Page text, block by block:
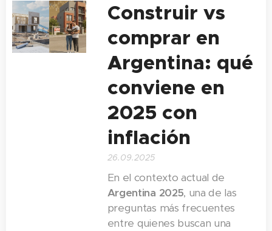
Construir vs
comprar en
Argentina: qué
conviene en
2025 con
inflación
26.09.2025
En el contexto actual de
Argentina 2025, una de las
preguntas más frecuentes
entre quienes buscan una